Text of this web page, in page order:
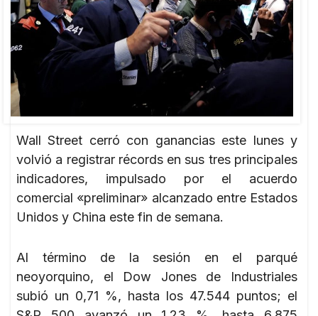
Wall Street cerró con ganancias este lunes y
volvió a registrar récords en sus tres principales
indicadores, impulsado por el acuerdo
comercial «preliminar» alcanzado entre Estados
Unidos y China este fin de semana.
Al término de la sesión en el parqué
neoyorquino, el Dow Jones de Industriales
subió un 0,71 %, hasta los 47.544 puntos; el